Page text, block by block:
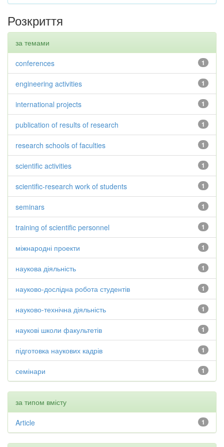
Розкриття
за темами
1
conferences
1
engineering activities
1
international projects
1
publication of results of research
1
research schools of faculties
1
scientific activities
1
scientific-research work of students
1
seminars
1
training of scientific personnel
1
міжнародні проекти
1
наукова діяльність
1
науково-дослідна робота студентів
1
науково-технічна діяльність
1
наукові школи факультетів
1
підготовка наукових кадрів
1
семінари
за типом вмісту
1
Article